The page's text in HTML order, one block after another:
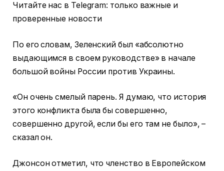
Читайте нас в Telegram: только важные и
проверенные новости
По его словам, Зеленский был «абсолютно
выдающимся в своем руководстве» в начале
большой войны России против Украины.
«Он очень смелый парень. Я думаю, что история
этого конфликта была бы совершенно,
совершенно другой, если бы его там не было», –
сказал он.
Джонсон отметил, что членство в Европейском